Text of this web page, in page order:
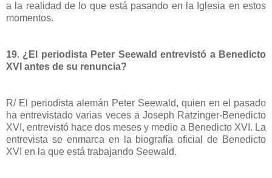
a la realidad de lo que está pasando en la Iglesia en estos
momentos.
19. ¿El periodista Peter Seewald entrevistó a Benedicto
XVI antes de su renuncia?
R/ El periodista alemán Peter Seewald, quien en el pasado
ha entrevistado varias veces a Joseph Ratzinger-Benedicto
XVI, entrevistó hace dos meses y medio a Benedicto XVI. La
entrevista se enmarca en la biografía oficial de Benedicto
XVI en la que está trabajando Seewald.